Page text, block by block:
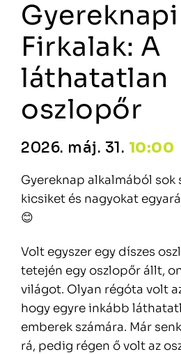
Gyereknapi
Firkalak: A
láthatatlan
oszlopőr
2026. máj. 31. 10:00
Gyereknap alkalmából sok
kicsiket és nagyokat
😊
Volt egyszer egy díszes
tetején egy oszlopőr állt,
világot. Olyan régóta volt
hogy egyre inkább
emberek számára. Már
rá, pedig régen ő volt az